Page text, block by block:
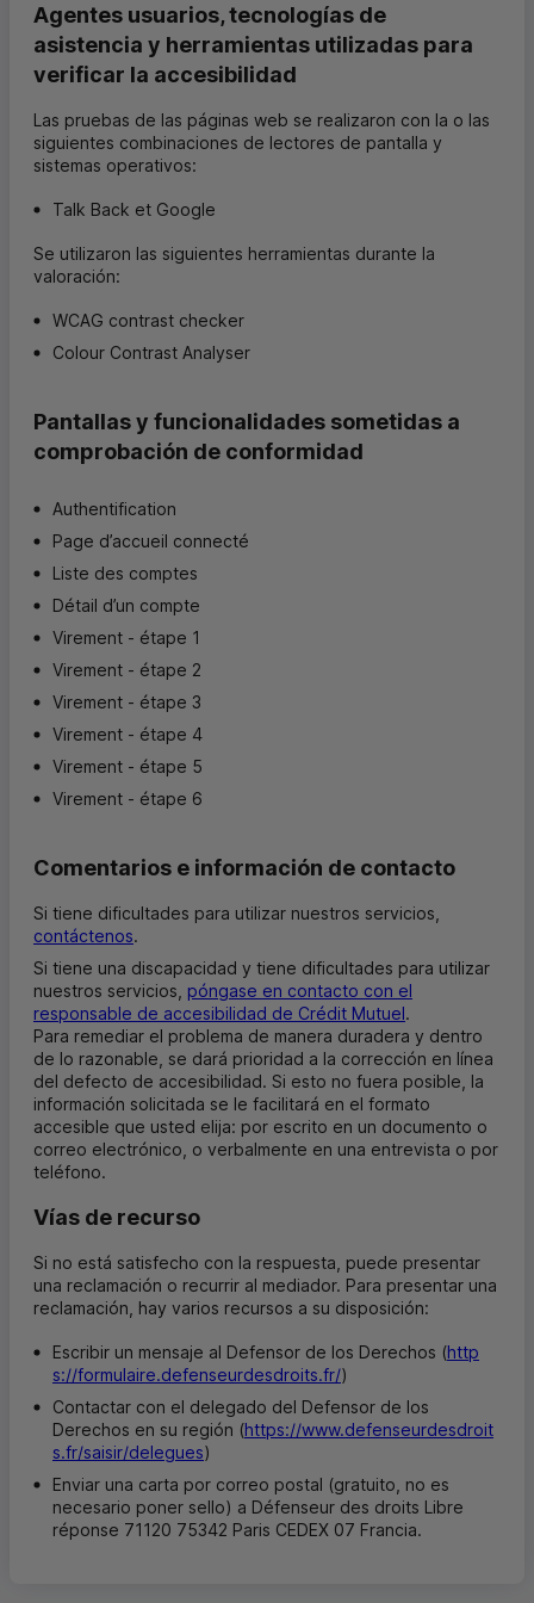
Agentes usuarios, tecnologías de
asistencia y herramientas utilizadas para
verificar la accesibilidad
Las pruebas de las páginas web se realizaron con la o las
siguientes combinaciones de lectores de pantalla y
sistemas operativos:
Talk Back et Google
Se utilizaron las siguientes herramientas durante la
valoración:
WCAG contrast checker
Colour Contrast Analyser
Pantallas y funcionalidades sometidas a
comprobación de conformidad
Authentification
Page d’accueil connecté
Liste des comptes
Détail d’un compte
Virement - étape 1
Virement - étape 2
Virement - étape 3
Virement - étape 4
Virement - étape 5
Virement - étape 6
Comentarios e información de contacto
Si tiene dificultades para utilizar nuestros servicios,
contáctenos.
Si tiene una discapacidad y tiene dificultades para utilizar
nuestros servicios, póngase en contacto con el
responsable de accesibilidad de Crédit Mutuel.
Para remediar el problema de manera duradera y dentro
de lo razonable, se dará prioridad a la corrección en línea
del defecto de accesibilidad. Si esto no fuera posible, la
información solicitada se le facilitará en el formato
accesible que usted elija: por escrito en un documento o
correo electrónico, o verbalmente en una entrevista o por
teléfono.
Vías de recurso
Si no está satisfecho con la respuesta, puede presentar
una reclamación o recurrir al mediador. Para presentar una
reclamación, hay varios recursos a su disposición:
Escribir un mensaje al Defensor de los Derechos (http
s://formulaire.defenseurdesdroits.fr/)
Contactar con el delegado del Defensor de los
Derechos en su región (https://www.defenseurdesdroit
s.fr/saisir/delegues)
Enviar una carta por correo postal (gratuito, no es
necesario poner sello) a Défenseur des droits Libre
réponse 71120 75342 Paris CEDEX 07 Francia.